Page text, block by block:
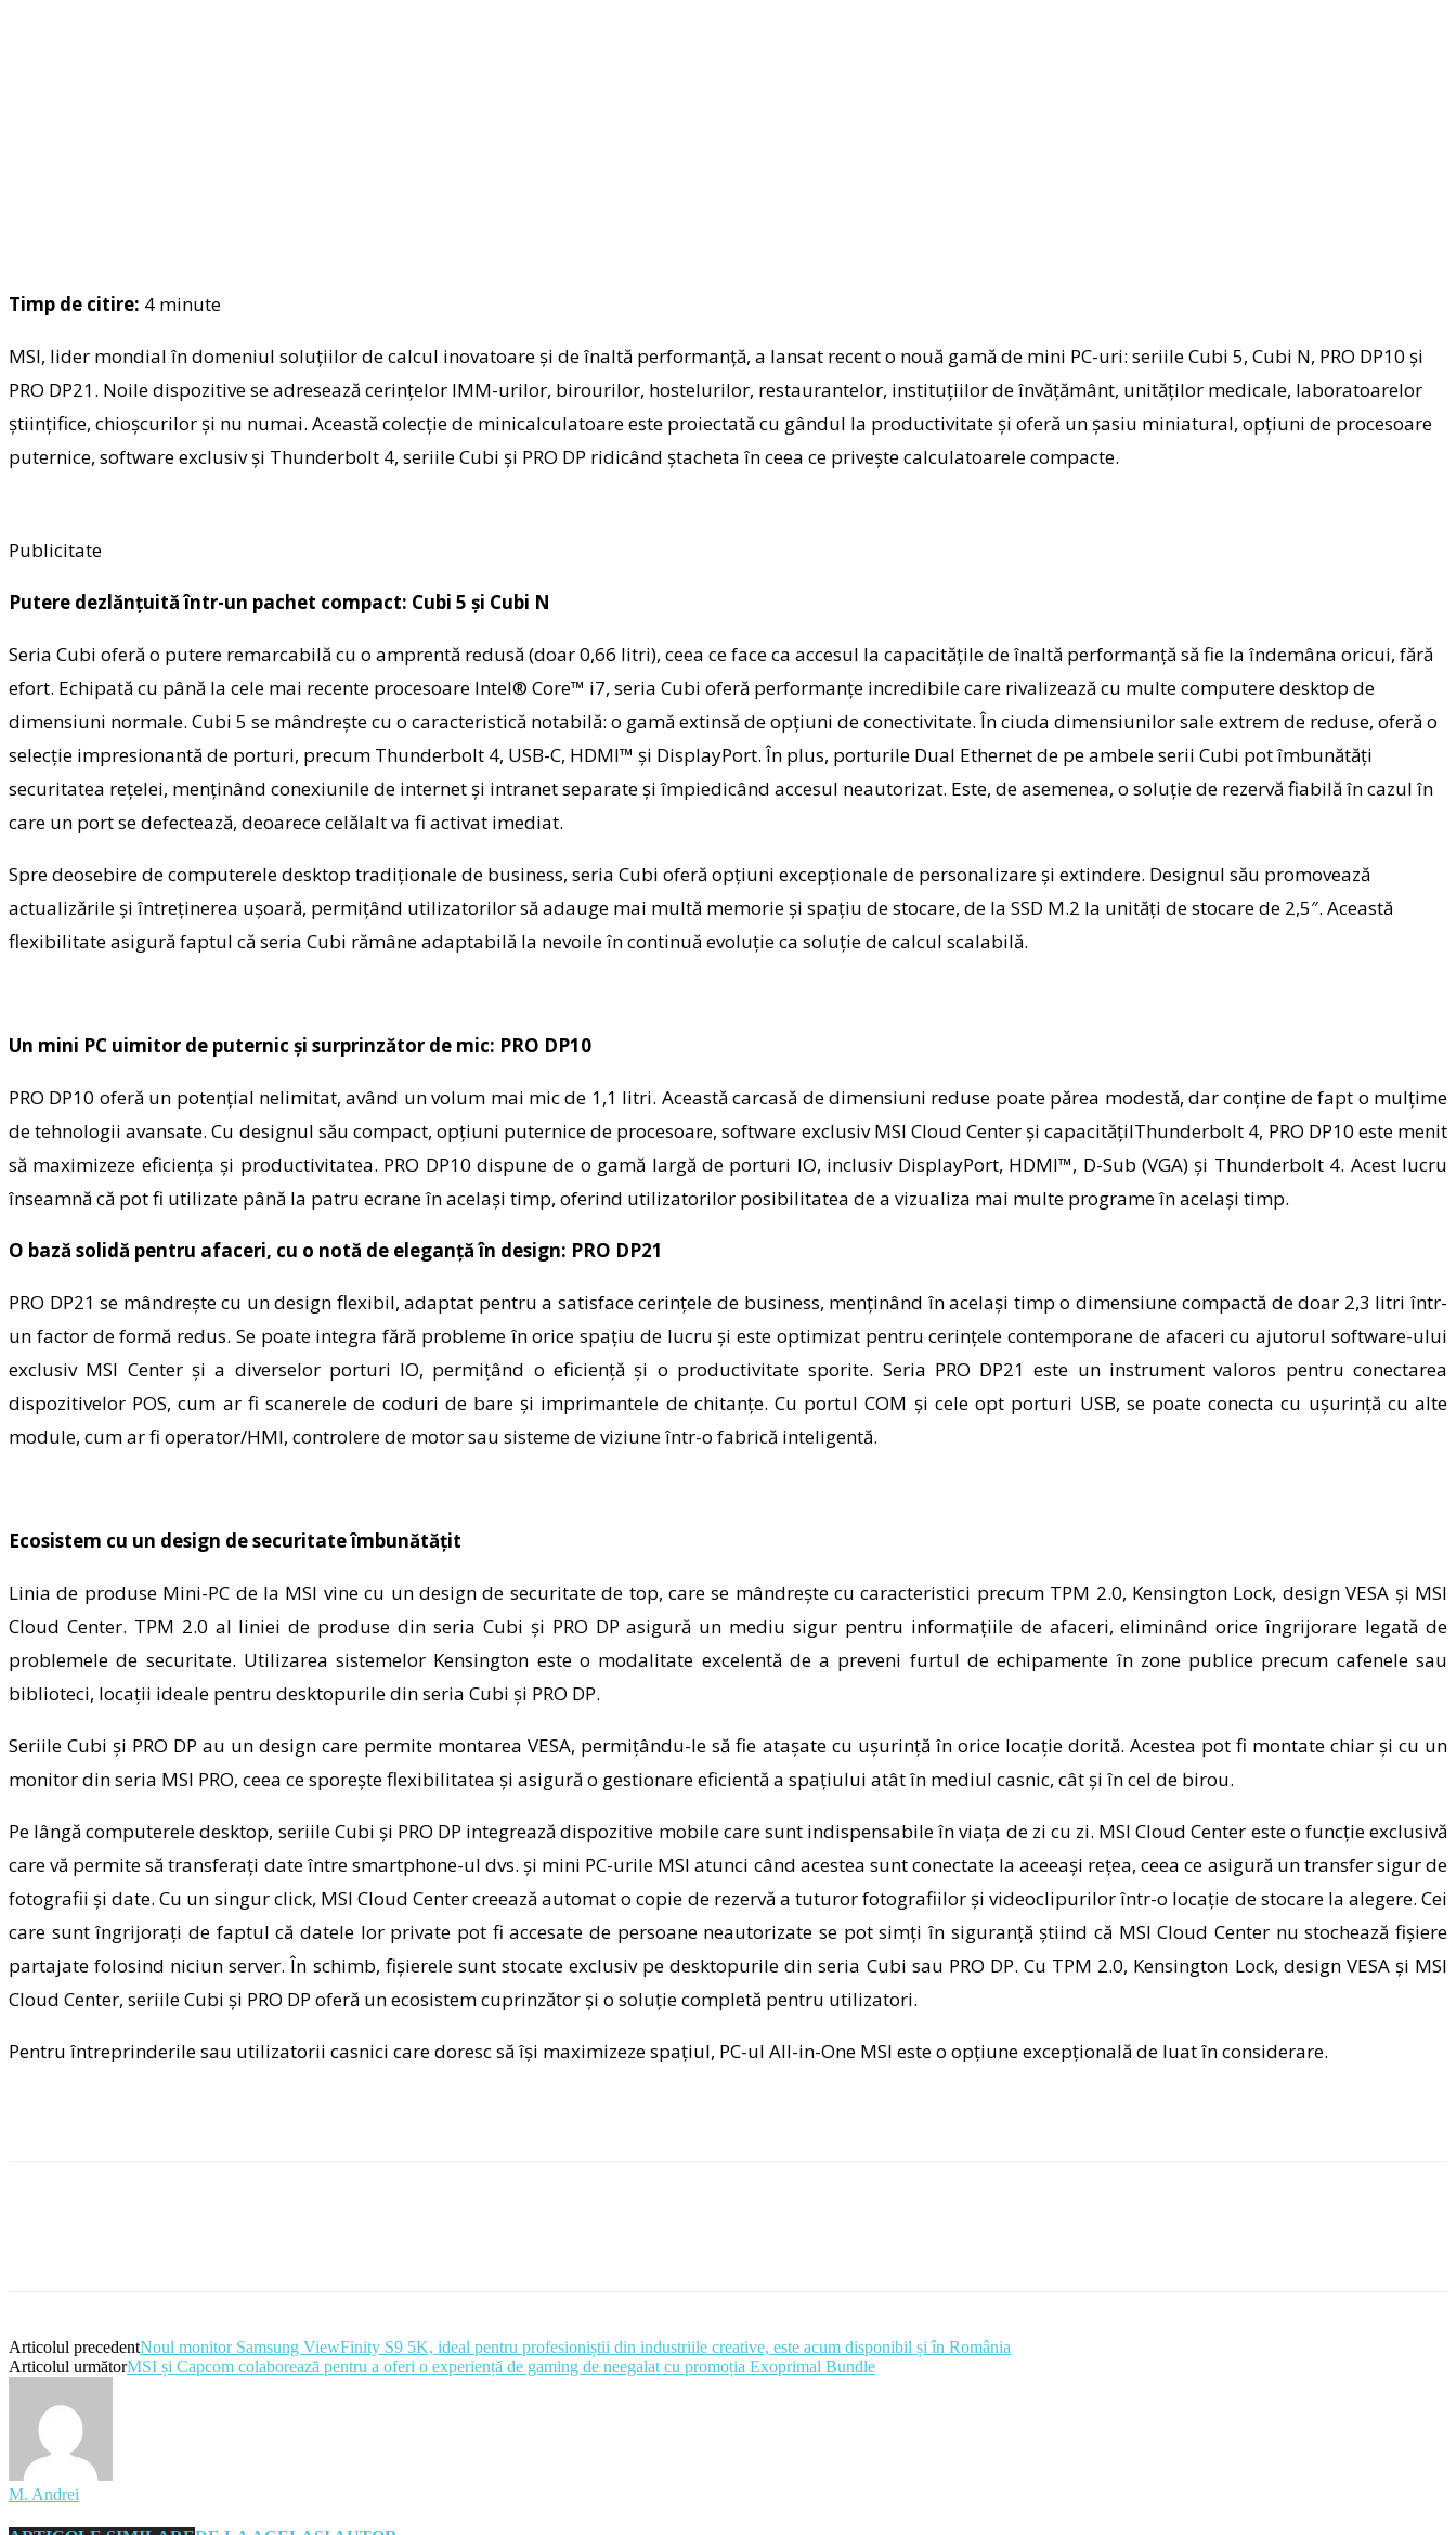
Timp de citire: 4 minute
MSI, lider mondial în domeniul soluțiilor de calcul inovatoare și de înaltă performanță, a lansat recent o nouă gamă de mini PC-uri: seriile Cubi 5, Cubi N, PRO DP10 și
PRO DP21. Noile dispozitive se adresează cerințelor IMM-urilor, birourilor, hostelurilor, restaurantelor, instituțiilor de învățământ, unităților medicale, laboratoarelor
științifice, chioșcurilor și nu numai. Această colecție de minicalculatoare este proiectată cu gândul la productivitate și oferă un șasiu miniatural, opțiuni de procesoare
puternice, software exclusiv și Thunderbolt 4, seriile Cubi și PRO DP ridicând ștacheta în ceea ce privește calculatoarele compacte.
Publicitate
Putere dezlănțuită într-un pachet compact: Cubi 5 și Cubi N
Seria Cubi oferă o putere remarcabilă cu o amprentă redusă (doar 0,66 litri), ceea ce face ca accesul la capacitățile de înaltă performanță să fie la îndemâna oricui, fără
efort. Echipată cu până la cele mai recente procesoare Intel® Core™ i7, seria Cubi oferă performanțe incredibile care rivalizează cu multe computere desktop de
dimensiuni normale. Cubi 5 se mândrește cu o caracteristică notabilă: o gamă extinsă de opțiuni de conectivitate. În ciuda dimensiunilor sale extrem de reduse, oferă o
selecție impresionantă de porturi, precum Thunderbolt 4, USB-C, HDMI™ și DisplayPort. În plus, porturile Dual Ethernet de pe ambele serii Cubi pot îmbunătăți
securitatea rețelei, menținând conexiunile de internet și intranet separate și împiedicând accesul neautorizat. Este, de asemenea, o soluție de rezervă fiabilă în cazul în
care un port se defectează, deoarece celălalt va fi activat imediat.
Spre deosebire de computerele desktop tradiționale de business, seria Cubi oferă opțiuni excepționale de personalizare și extindere. Designul său promovează
actualizările și întreținerea ușoară, permițând utilizatorilor să adauge mai multă memorie și spațiu de stocare, de la SSD M.2 la unități de stocare de 2,5″. Această
flexibilitate asigură faptul că seria Cubi rămâne adaptabilă la nevoile în continuă evoluție ca soluție de calcul scalabilă.
Un mini PC uimitor de puternic și surprinzător de mic: PRO DP10
PRO DP10 oferă un potențial nelimitat, având un volum mai mic de 1,1 litri. Această carcasă de dimensiuni reduse poate părea modestă, dar conține de fapt o mulțime
de tehnologii avansate. Cu designul său compact, opțiuni puternice de procesoare, software exclusiv MSI Cloud Center și capacitățilThunderbolt 4, PRO DP10 este menit
să maximizeze eficiența și productivitatea. PRO DP10 dispune de o gamă largă de porturi IO, inclusiv DisplayPort, HDMI™, D-Sub (VGA) și Thunderbolt 4. Acest lucru
înseamnă că pot fi utilizate până la patru ecrane în același timp, oferind utilizatorilor posibilitatea de a vizualiza mai multe programe în același timp.
O bază solidă pentru afaceri, cu o notă de eleganță în design: PRO DP21
PRO DP21 se mândrește cu un design flexibil, adaptat pentru a satisface cerințele de business, menținând în același timp o dimensiune compactă de doar 2,3 litri într-
un factor de formă redus. Se poate integra fără probleme în orice spațiu de lucru și este optimizat pentru cerințele contemporane de afaceri cu ajutorul software-ului
exclusiv MSI Center și a diverselor porturi IO, permițând o eficiență și o productivitate sporite. Seria PRO DP21 este un instrument valoros pentru conectarea
dispozitivelor POS, cum ar fi scanerele de coduri de bare și imprimantele de chitanțe. Cu portul COM și cele opt porturi USB, se poate conecta cu ușurință cu alte
module, cum ar fi operator/HMI, controlere de motor sau sisteme de viziune într-o fabrică inteligentă.
Ecosistem cu un design de securitate îmbunătățit
Linia de produse Mini-PC de la MSI vine cu un design de securitate de top, care se mândrește cu caracteristici precum TPM 2.0, Kensington Lock, design VESA și MSI
Cloud Center. TPM 2.0 al liniei de produse din seria Cubi și PRO DP asigură un mediu sigur pentru informațiile de afaceri, eliminând orice îngrijorare legată de
problemele de securitate. Utilizarea sistemelor Kensington este o modalitate excelentă de a preveni furtul de echipamente în zone publice precum cafenele sau
biblioteci, locații ideale pentru desktopurile din seria Cubi și PRO DP.
Seriile Cubi și PRO DP au un design care permite montarea VESA, permițându-le să fie atașate cu ușurință în orice locație dorită. Acestea pot fi montate chiar și cu un
monitor din seria MSI PRO, ceea ce sporește flexibilitatea și asigură o gestionare eficientă a spațiului atât în mediul casnic, cât și în cel de birou.
Pe lângă computerele desktop, seriile Cubi și PRO DP integrează dispozitive mobile care sunt indispensabile în viața de zi cu zi. MSI Cloud Center este o funcție exclusivă
care vă permite să transferați date între smartphone-ul dvs. și mini PC-urile MSI atunci când acestea sunt conectate la aceeași rețea, ceea ce asigură un transfer sigur de
fotografii și date. Cu un singur click, MSI Cloud Center creează automat o copie de rezervă a tuturor fotografiilor și videoclipurilor într-o locație de stocare la alegere. Cei
care sunt îngrijorați de faptul că datele lor private pot fi accesate de persoane neautorizate se pot simți în siguranță știind că MSI Cloud Center nu stochează fișiere
partajate folosind niciun server. În schimb, fișierele sunt stocate exclusiv pe desktopurile din seria Cubi sau PRO DP. Cu TPM 2.0, Kensington Lock, design VESA și MSI
Cloud Center, seriile Cubi și PRO DP oferă un ecosistem cuprinzător și o soluție completă pentru utilizatori.
Pentru întreprinderile sau utilizatorii casnici care doresc să își maximizeze spațiul, PC-ul All-in-One MSI este o opțiune excepțională de luat în considerare.
Articolul precedentNoul monitor Samsung ViewFinity S9 5K, ideal pentru profesioniștii din industriile creative, este acum disponibil și în România
Articolul următorMSI și Capcom colaborează pentru a oferi o experiență de gaming de neegalat cu promoția Exoprimal Bundle
M. Andrei